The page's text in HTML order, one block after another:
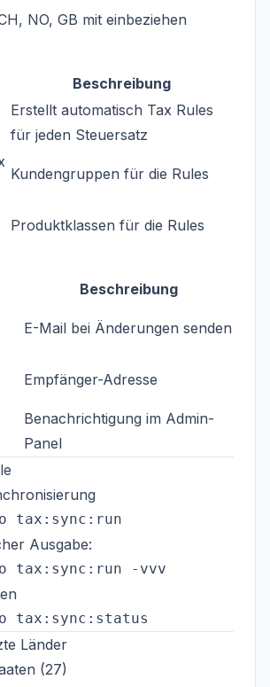
NO, GB mit einbeziehen
Beschreibung
Erstellt automatisch Tax Rules
für jeden Steuersatz
Kundengruppen für die Rules
Produktklassen für die Rules
Beschreibung
E-Mail bei Änderungen senden
Empfänger-Adresse
Benachrichtigung im Admin-
Panel
Ausgabe:
Länder
(27)